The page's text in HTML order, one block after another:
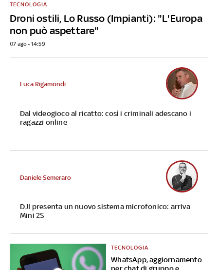
Droni ostili, Lo Russo (Impianti): "L'Europa
non può aspettare"
TECNOLOGIA
07 ago - 14:59
Dal videogioco al ricatto: così i criminali adescano i
ragazzi online
Luca Rigamondi
DJI presenta un nuovo sistema microfonico: arriva
Mini 2S
Daniele Semeraro
WhatsApp, aggiornamento
TECNOLOGIA